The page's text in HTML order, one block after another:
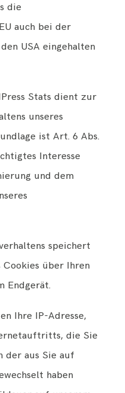
die
auch bei der
USA eingehalten
Stats dient zur
unseres
ist Art. 6 Abs.
Interesse
und dem
speichert
Cookies über Ihren
Endgerät.
Ihre IP-Adresse,
die Sie
der aus Sie auf
haben